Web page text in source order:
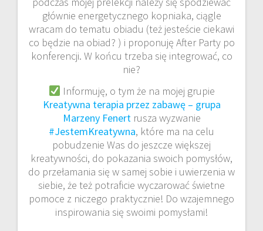
głównie energetycznego kopniaka, ciągle
wracam do tematu obiadu (też jesteście ciekawi
co będzie na obiad? ) i proponuję After Party po
konferencji. W końcu trzeba się integrować, co
nie?
Informuję, o tym że na mojej grupie
Kreatywna terapia przez zabawę – grupa
Marzeny Fenertrusza wyzwanie
#JestemKreatywna, które ma na celu
pobudzenie Was do jeszcze większej
kreatywności, do pokazania swoich pomysłów,
do przełamania się w samej sobie i uwierzenia w
siebie, że też potraficie wyczarować świetne
pomoce z niczego praktycznie! Do wzajemnego
inspirowania się swoimi pomysłami!